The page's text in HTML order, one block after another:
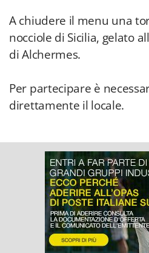
A chiudere il menu una
nocciole di Sicilia, gelato
di Alchermes.
Per partecipare è
direttamente il locale.